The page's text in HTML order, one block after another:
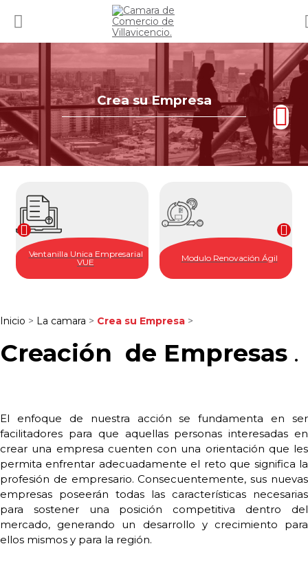
Ventanilla Unica Empresarial
VUE
Modulo Renovación Ágil
Inicio > La camara > Crea su Empresa >
Crea su Empresa
Creación de Empresas.
El enfoque de nuestra acción se fundamenta en ser
facilitadores para que aquellas personas interesadas en
crear una empresa cuenten con una orientación que les
permita enfrentar adecuadamente el reto que significa la
profesión de empresario. Consecuentemente, sus nuevas
empresas poseerán todas las características necesarias
para sostener una posición competitiva dentro del
mercado, generando un desarrollo y crecimiento para
ellos mismos y para la región.